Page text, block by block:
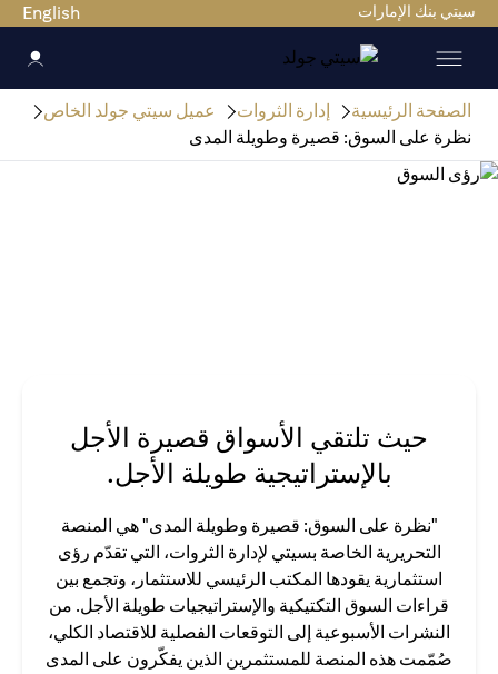
سيتي بنك الإمارات English
الصفحة الرئيسية إدارة الثروات
عميل سيتي جولد الخاص
نظرة على السوق: قصيرة وطويلة المدى
حيث تلتقي الأسواق قصيرة الأجل
بالإستراتيجية طويلة الأجل.
"نظرة على السوق: قصيرة وطويلة المدى" هي المنصة
التحريرية الخاصة بسيتي لإدارة الثروات، التي تقدّم رؤى
استثمارية يقودها المكتب الرئيسي للاستثمار، وتجمع بين
قراءات السوق التكتيكية والإستراتيجيات طويلة الأجل. من
النشرات الأسبوعية إلى التوقعات الفصلية للاقتصاد الكلي،
صُمّمت هذه المنصة للمستثمرين الذين يفكّرون على المدى